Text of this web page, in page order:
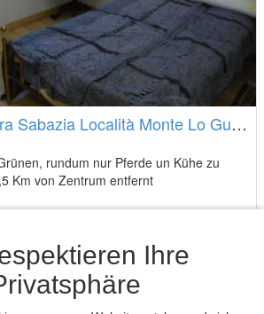
Ihre
Haus in Anguillara Sabazia Località Monte Lo Guido
rundum nur Pferde un Kühe zu
Km von Zentrum entfernt
92%
Antwortzeit: 1 Tag
Buchungen als Gastgeber